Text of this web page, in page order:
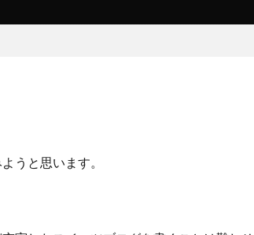
うと思います。